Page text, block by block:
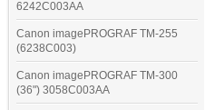
6242C003AA
Canon imagePROGRAF TM-255
(6238C003)
Canon imagePROGRAF TM-300
(36") 3058C003AA